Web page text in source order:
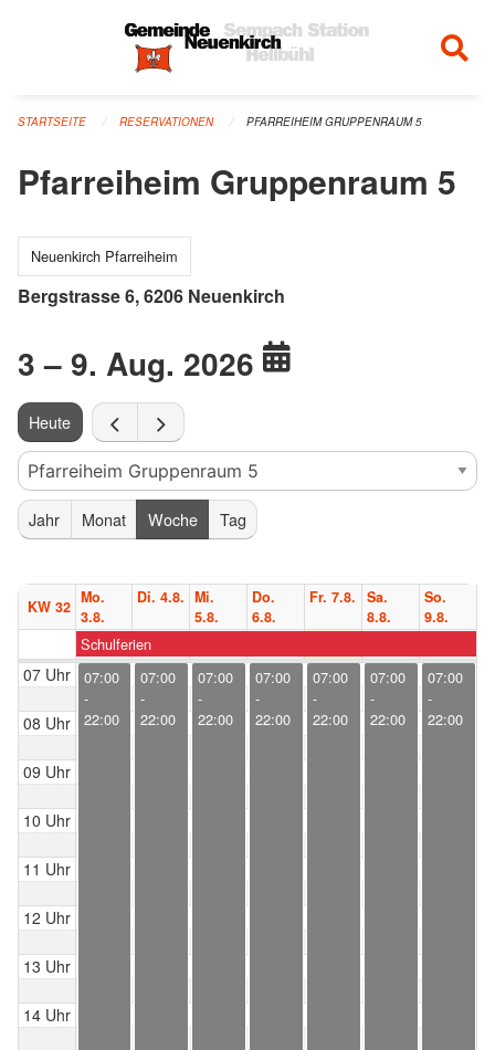
STARTSEITE RESERVATIONEN PFARREIHEIM GRUPPENRAUM 5
Pfarreiheim Gruppenraum 5
Neuenkirch Pfarreiheim
Bergstrasse 6, 6206 Neuenkirch
3 – 9. Aug. 2026
Heute
Jahr Monat Woche Tag
KW 32 Mo.
3.8.
Di. 4.8. Mi.
5.8.
Do.
6.8.
Fr. 7.8.
Sa.
8.8.
So.
9.8.
Schulferien
07 Uhr
08 Uhr
09 Uhr
10 Uhr
11 Uhr
12 Uhr
13 Uhr
14 Uhr
07:00
-
22:00
07:00
-
22:00
07:00
-
22:00
07:00
-
22:00
07:00
-
22:00
07:00
-
22:00
07:00
-
22:00